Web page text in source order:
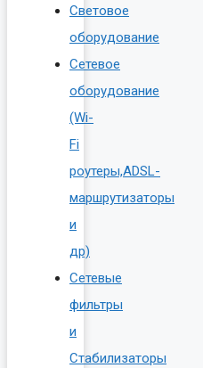
Световое
оборудование
Сетевое
оборудование
(Wi-
Fi
роутеры,ADSL-
маршрутизаторы
и
др)
Сетевые
фильтры
и
Стабилизаторы